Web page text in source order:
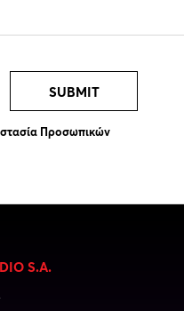
SUBMIT
Προσωπικών
S.A.